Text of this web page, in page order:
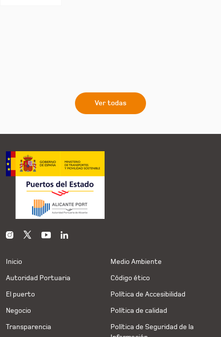
Ver todas
Inicio
Autoridad Portuaria
El puerto
Negocio
Transparencia
Medio Ambiente
Código ético
Política de Accesibilidad
Política de calidad
Política de Seguridad de la